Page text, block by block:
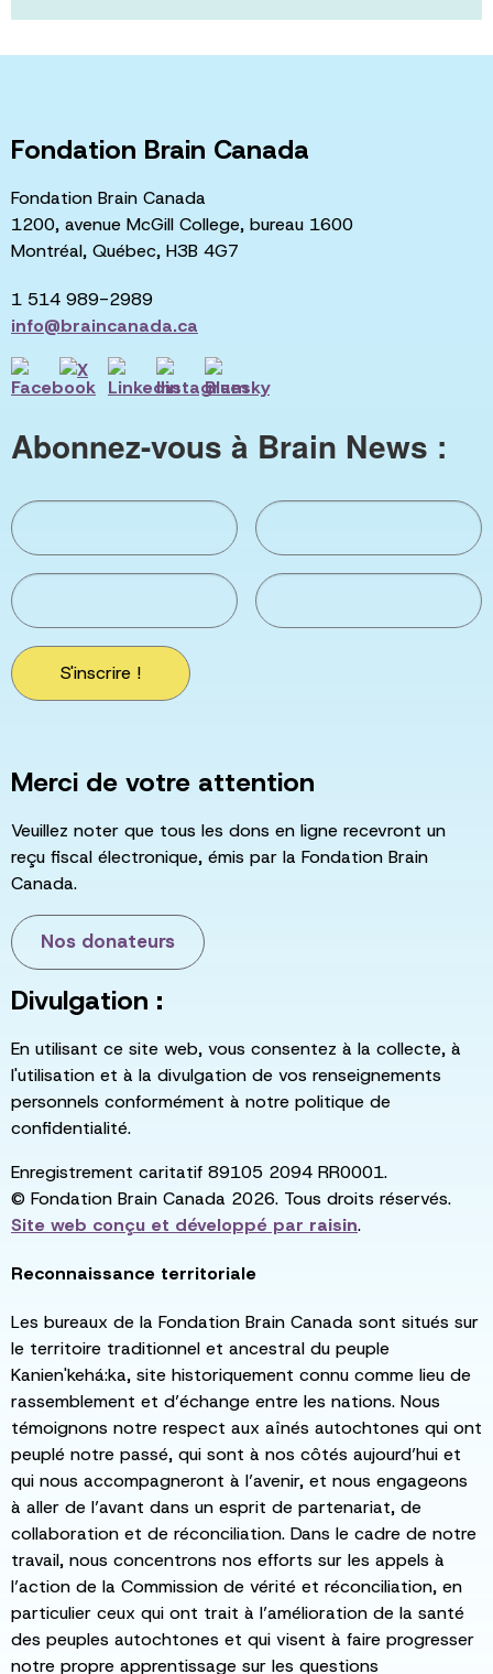
Fondation Brain Canada
Fondation Brain Canada
1200, avenue McGill College, bureau 1600
Montréal, Québec, H3B 4G7
1 514 989-2989
info@braincanada.ca
Abonnez-vous à Brain News :
S'inscrire !
Merci de votre attention
Veuillez noter que tous les dons en ligne recevront un
reçu fiscal électronique, émis par la Fondation Brain
Canada.
Nos donateurs
Divulgation :
En utilisant ce site web, vous consentez à la collecte, à
l'utilisation et à la divulgation de vos renseignements
personnels conformément à notre politique de
confidentialité.
Enregistrement caritatif 89105 2094 RR0001.
© Fondation Brain Canada 2026. Tous droits réservés.
Site web conçu et développé par raisin.
Reconnaissance territoriale
Les bureaux de la Fondation Brain Canada sont situés sur
le territoire traditionnel et ancestral du peuple
Kanien'kehá:ka, site historiquement connu comme lieu de
rassemblement et d’échange entre les nations. Nous
témoignons notre respect aux aînés autochtones qui ont
peuplé notre passé, qui sont à nos côtés aujourd’hui et
qui nous accompagneront à l’avenir, et nous engageons
à aller de l’avant dans un esprit de partenariat, de
collaboration et de réconciliation. Dans le cadre de notre
travail, nous concentrons nos efforts sur les appels à
l’action de la Commission de vérité et réconciliation, en
particulier ceux qui ont trait à l’amélioration de la santé
des peuples autochtones et qui visent à faire progresser
notre propre apprentissage sur les questions